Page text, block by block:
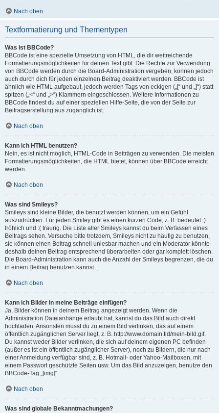
Nach oben
Textformatierung und Thementypen
Was ist BBCode?
BBCode ist eine spezielle Umsetzung von HTML, die dir weitreichende
Formatierungsmöglichkeiten für deinen Text gibt. Die Rechte zur Verwendung
von BBCode werden durch die Board-Administration vergeben, können jedoch
auch durch dich für jeden einzelnen Beitrag deaktiviert werden. BBCode ist
ähnlich wie HTML aufgebaut, jedoch werden Tags von eckigen („[“ und „]“) statt
spitzen („<“ und „>“) Klammern eingeschlossen. Weitere Informationen zu
BBCode findest du auf einer speziellen Hilfe-Seite, die von der Seite zur
Beitragserstellung aus zugänglich ist.
Nach oben
Kann ich HTML benutzen?
Nein, es ist nicht möglich, HTML-Code in Beiträgen zu verwenden. Die meisten
Formatierungsmöglichkeiten, die HTML bietet, können über BBCode erreicht
werden.
Nach oben
Was sind Smileys?
Smileys sind kleine Bilder, die benutzt werden können, um ein Gefühl
auszudrücken. Für jeden Smiley gibt es einen kurzen Code, z. B. bedeutet :)
fröhlich und :( traurig. Die Liste aller Smileys kannst du beim Verfassen eines
Beitrags sehen. Versuche bitte trotzdem, Smileys nicht zu häufig zu benutzen,
sie können einen Beitrag schnell unlesbar machen und ein Moderator könnte
deshalb deinen Beitrag entsprechend überarbeiten oder gar komplett löschen.
Die Board-Administration kann auch die Anzahl der Smileys begrenzen, die du
in einem Beitrag benutzen kannst.
Nach oben
Kann ich Bilder in meine Beiträge einfügen?
Ja, Bilder können in deinem Beitrag angezeigt werden. Wenn die
Administration Dateianhänge erlaubt hat, kannst du das Bild auch direkt
hochladen. Ansonsten musst du zu einem Bild verlinken, das auf einem
öffentlich zugänglichen Server liegt, z. B. http://www.domain.tld/mein-bild.gif.
Du kannst weder Bilder verlinken, die sich auf deinem eigenen PC befinden
(außer es ist ein öffentlich zugänglicher Server), noch zu Bildern, die nur nach
einer Anmeldung verfügbar sind, z. B. Hotmail- oder Yahoo-Mailboxen, mit
einem Passwort geschützte Seiten usw. Um das Bild anzuzeigen, benutze den
BBCode-Tag „[img]“.
Nach oben
Was sind globale Bekanntmachungen?